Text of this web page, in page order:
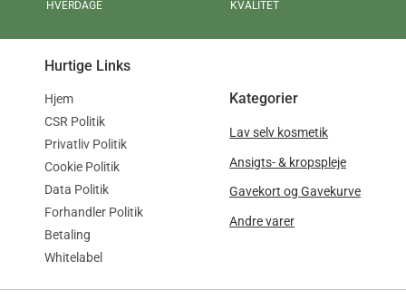
HVERDAGE
KVALITET
Hurtige Links
Hjem
CSR Politik
Privatliv Politik
Cookie Politik
Data Politik
Forhandler Politik
Betaling
Whitelabel
Kategorier
Lav selv kosmetik
Ansigts- & kropspleje
Gavekort og Gavekurve
Andre varer